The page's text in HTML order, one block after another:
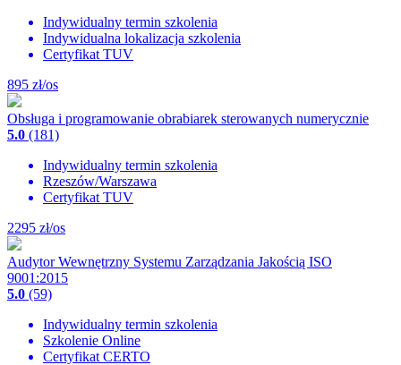
Indywidualny termin szkolenia
Indywidualna lokalizacja szkolenia
Certyfikat TUV
895 zł/os
Obsługa i programowanie obrabiarek sterowanych numerycznie
5.0 (181)
Indywidualny termin szkolenia
Rzeszów/Warszawa
Certyfikat TUV
2295 zł/os
Audytor Wewnętrzny Systemu Zarządzania Jakością ISO
9001:2015
5.0 (59)
Indywidualny termin szkolenia
Szkolenie Online
Certyfikat CERTO